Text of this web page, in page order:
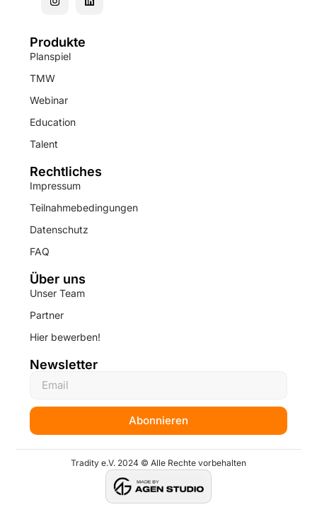
Produkte
Planspiel
TMW
Webinar
Education
Talent
Rechtliches
Impressum
Teilnahmebedingungen
Datenschutz
FAQ
Über uns
Unser Team
Partner
Hier bewerben!
Newsletter
Abonnieren
Tradity e.V. 2024 © Alle Rechte vorbehalten